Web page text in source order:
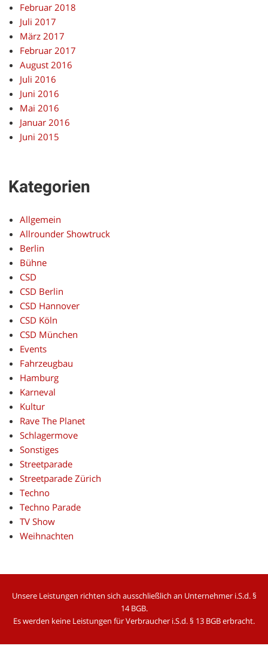
Februar 2018
Juli 2017
März 2017
Februar 2017
August 2016
Juli 2016
Juni 2016
Mai 2016
Januar 2016
Juni 2015
Kategorien
Allgemein
Allrounder Showtruck
Berlin
Bühne
CSD
CSD Berlin
CSD Hannover
CSD Köln
CSD München
Events
Fahrzeugbau
Hamburg
Karneval
Kultur
Rave The Planet
Schlagermove
Sonstiges
Streetparade
Streetparade Zürich
Techno
Techno Parade
TV Show
Weihnachten
Unsere Leistungen richten sich ausschließlich an Unternehmer i.S.d. §
14 BGB.
Es werden keine Leistungen für Verbraucher i.S.d. § 13 BGB erbracht.